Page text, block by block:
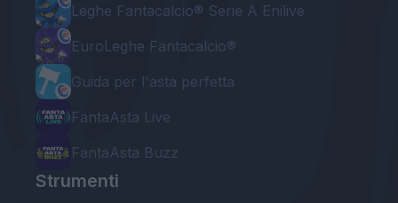
Leghe Fantacalcio® Serie A Enilive
EuroLeghe Fantacalcio®
Guida per l'asta perfetta
FantaAsta Live
FantaAsta Buzz
Strumenti